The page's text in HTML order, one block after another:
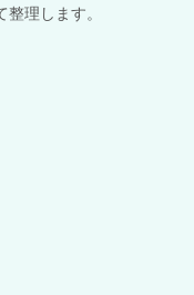
理します。